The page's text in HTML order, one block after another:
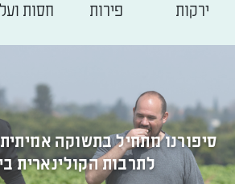
ירקות פירות חסות
סיפורנו מתחיל בתשוקה
לתרבות הקולינארית